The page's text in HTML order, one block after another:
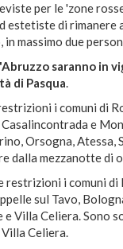
per le 'zone
estetiste di
massimo due
saranno in
di Pasqua.
i comuni di
e
Orsogna, Atessa,
dalla mezzanotte di
restrizioni i comuni
sul Tavo,
Villa Celiera. Sono
Celiera.